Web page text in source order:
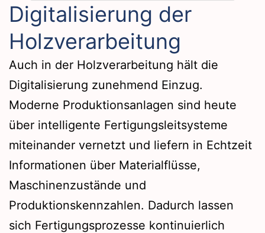
Digitalisierung der
Holzverarbeitung
Auch in der Holzverarbeitung hält die
Digitalisierung zunehmend Einzug.
Moderne Produktionsanlagen sind heute
über intelligente Fertigungsleitsysteme
miteinander vernetzt und liefern in Echtzeit
Informationen über Materialflüsse,
Maschinenzustände und
Produktionskennzahlen. Dadurch lassen
sich Fertigungsprozesse kontinuierlich